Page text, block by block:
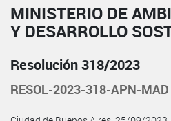
MINISTERIO DE
Y DESARROLLO
Resolución 318/2023
RESOL-2023-318-APN-MAD